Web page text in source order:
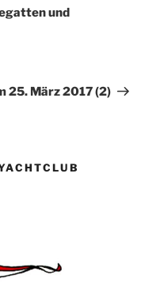
und
25. März 2017 (2)